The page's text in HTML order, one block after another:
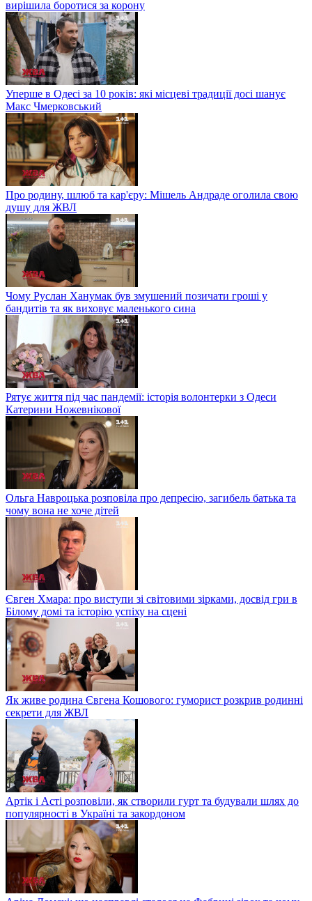
вирішила боротися за корону
Уперше в Одесі за 10 років: які місцеві традиції досі шанує
Макс Чмерковський
Про родину, шлюб та кар'єру: Мішель Андраде оголила свою
душу для ЖВЛ
Чому Руслан Ханумак був змушений позичати гроші у
бандитів та як виховує маленького сина
Рятує життя під час пандемії: історія волонтерки з Одеси
Катерини Ножевнікової
Ольга Навроцька розповіла про депресію, загибель батька та
чому вона не хоче дітей
Євген Хмара: про виступи зі світовими зірками, досвід гри в
Білому домі та історію успіху на сцені
Як живе родина Євгена Кошового: гуморист розкрив родинні
секрети для ЖВЛ
Артік і Асті розповіли, як створили гурт та будували шлях до
популярності в Україні та закордоном